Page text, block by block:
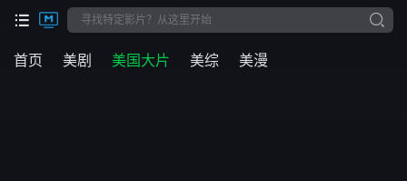
首页 美剧 美国大片 美综 美漫